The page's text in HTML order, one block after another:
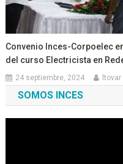
Convenio Inces-Corpoelec
del curso Electricista en
24 septiembre, 2024 ltovar
SOMOS INCES